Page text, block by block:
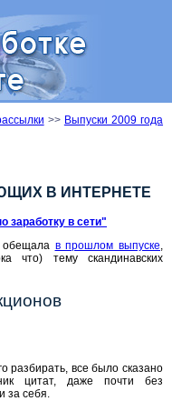
>> Выпуски 2009 года
В ИНТЕРНЕТЕ
заработку в сети"
обещала в прошлом выпуске,
что) тему скандинавских
разбирать, все было сказано
цитат, даже почти без
за себя.